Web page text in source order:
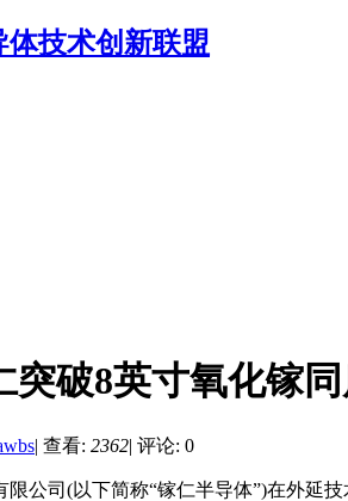
突破8英寸氧化镓
| 查看: 2362| 评论: 0
限公司(以下简称“镓仁半导体”)在外延